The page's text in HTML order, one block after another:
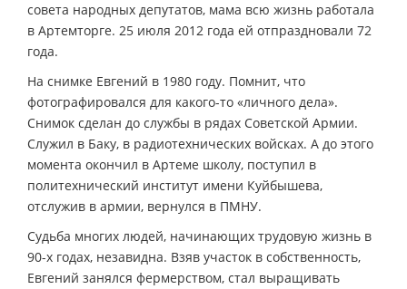
совета народных депутатов, мама всю жизнь работала
в Артемторге. 25 июля 2012 года ей отпраздновали 72
года.
На снимке Евгений в 1980 году. Помнит, что
фотографировался для какого-то «личного дела».
Снимок сделан до службы в рядах Советской Армии.
Служил в Баку, в радиотехнических войсках. А до этого
момента окончил в Артеме школу, поступил в
политехнический институт имени Куйбышева,
отслужив в армии, вернулся в ПМНУ.
Судьба многих людей, начинающих трудовую жизнь в
90-х годах, незавидна. Взяв участок в собственность,
Евгений занялся фермерством, стал выращивать